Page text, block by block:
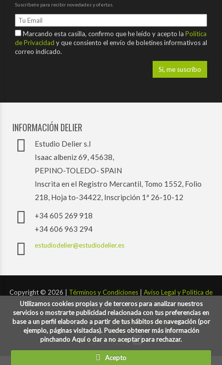
Utilizamos cookies propias y de terceros para analizar nuestros
servicios o mostrarte publicidad relacionada con tus preferencias en
base a un perfil elaborado a partir de tus hábitos de navegación (por
ejemplo, páginas visitadas). Puedes obtener más información
pinchando Aquí o dar a no aceptar para rechazar.
Acepto
Suscríbete para recibir novedades y ofertas.
Marcando esta casilla, confirmo que he leído y acepto la Política
de Privacidad y que consiento el envío de boletines informativos al
correo indicado.
INFORMACIÓN DELIER
Estudio Delier s.l
Isaac albeniz 69, 45638,
PEPINO-TOLEDO- SPAIN
Inscrita en el Registro Mercantil, Tomo 1552, Folio
218, Hoja to-34422, Inscripción 1ª 26-10-12
+34 605 269 918
+34 606 963 294
estudiodelier@estudiodelier.es
Copyright © 2026 | Términos y Condiciones
Aviso Legal y Política de
Privacidad y Cookies
Desarrollado por:codigoconsentido.com